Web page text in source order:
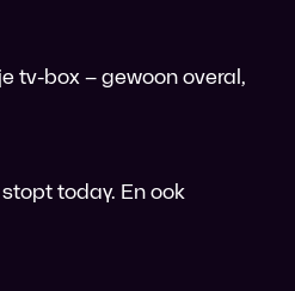
tv-box – gewoon overal,
today. En ook